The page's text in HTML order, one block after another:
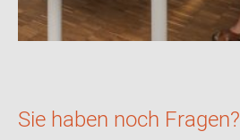
Sie haben noch Fragen?